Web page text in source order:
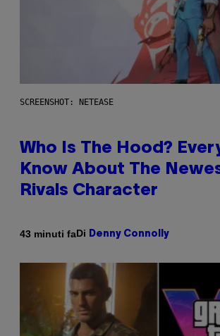
SCREENSHOT: NETEASE
Who Is The Hood?
Know About The
Rivals Character
43 minuti faDi Denny Connolly